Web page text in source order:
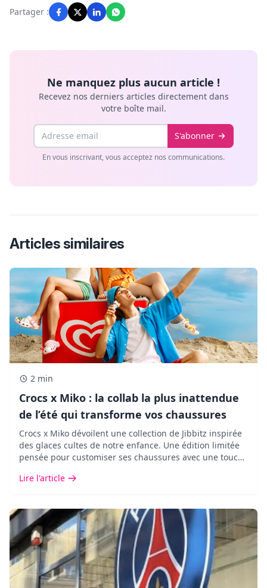
Partager :
Ne manquez plus aucun article !
Recevez nos derniers articles directement dans
votre boîte mail.
Email S'abonner
En vous inscrivant, vous acceptez nos communications.
Articles similaires
2 min
Crocs x Miko : la collab la plus inattendue
de l’été qui transforme vos chaussures
Crocs x Miko dévoilent une collection de Jibbitz inspirée
des glaces cultes de notre enfance. Une édition limitée
pensée pour customiser ses chaussures avec une touche
Lire l'article